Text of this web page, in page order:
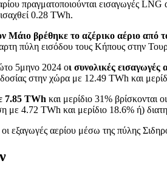
πραγματοποιούνται εισαγωγές LNG
0.28 ΤWh.
Μάιο βρέθηκε το αζέρικο αέριο από
πύλη εισόδου τους Κήπους στην
5μηνο 2024 οι συνολικές
στην χώρα με 12.49 TWh και
7.85 TWh και μερίδιο 31%
με 4.72 TWh και μερίδιο 18.6% ή)
οι εξαγωγές αερίου μέσω της πύλης